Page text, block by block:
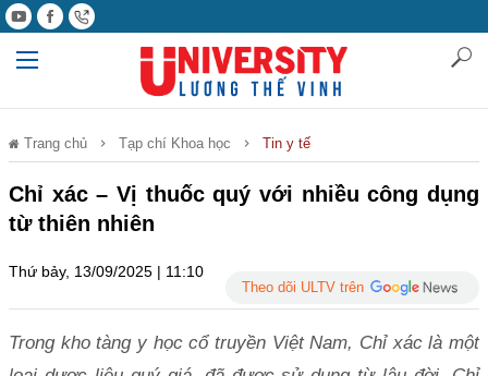
Trang chủ Tạp chí Khoa học Tin y tế
Chỉ xác – Vị thuốc quý với nhiều công dụng
từ thiên nhiên
Thứ bảy, 13/09/2025 | 11:10
Theo dõi ULTV trên
Trong kho tàng y học cổ truyền Việt Nam, Chỉ xác là một